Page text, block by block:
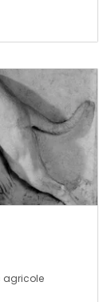
agricole